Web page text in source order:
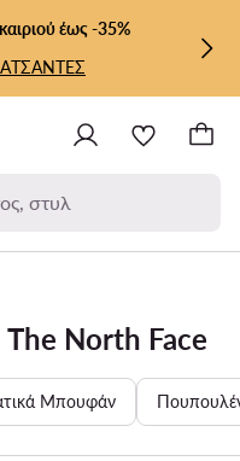
έως -35%
ΤΣΑΝΤΕΣ
στυλ
North Face
Μπουφάν